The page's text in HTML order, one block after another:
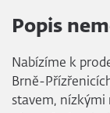
Popis
Nabízíme k
Brně-
stavem, nízkými